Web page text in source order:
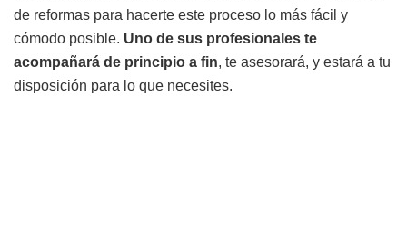
de reformas para hacerte este proceso lo más fácil y
cómodo posible. Uno de sus profesionales te
acompañará de principio a fin, te asesorará, y estará a tu
disposición para lo que necesites.